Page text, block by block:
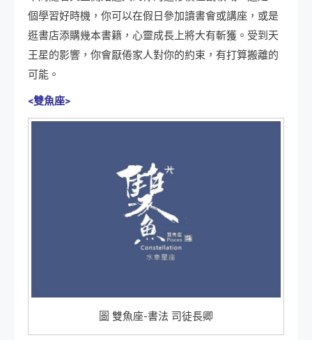
個學習好時機，你可以在假日參加讀書會或講座，或是
逛書店添購幾本書籍，心靈成長上將大有斬獲。受到天
王星的影響，你會厭倦家人對你的約束，有打算搬離的
可能。
<雙魚座>
圖 雙魚座-書法 司徒長卿